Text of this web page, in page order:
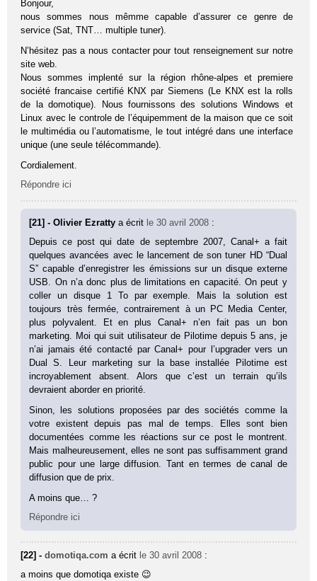
Bonjour,
nous sommes nous mêmme capable d’assurer ce genre de
service (Sat, TNT… multiple tuner).
N’hésitez pas a nous contacter pour tout renseignement sur notre
site web.
Nous sommes implenté sur la région rhône-alpes et premiere
société francaise certifié KNX par Siemens (Le KNX est la rolls
de la domotique). Nous fournissons des solutions Windows et
Linux avec le controle de l’équipemment de la maison que ce soit
le multimédia ou l’automatisme, le tout intégré dans une interface
unique (une seule télécommande).
Cordialement.
Répondre ici
[21] - Olivier Ezrattya écrit le 30 avril 2008 :
Depuis ce post qui date de septembre 2007, Canal+ a fait
quelques avancées avec le lancement de son tuner HD “Dual
S” capable d’enregistrer les émissions sur un disque externe
USB. On n’a donc plus de limitations en capacité. On peut y
coller un disque 1 To par exemple. Mais la solution est
toujours très fermée, contrairement à un PC Media Center,
plus polyvalent. Et en plus Canal+ n’en fait pas un bon
marketing. Moi qui suit utilisateur de Pilotime depuis 5 ans, je
n’ai jamais été contacté par Canal+ pour l’upgrader vers un
Dual S. Leur marketing sur la base installée Pilotime est
incroyablement absent. Alors que c’est un terrain qu’ils
devraient aborder en priorité.
Sinon, les solutions proposées par des sociétés comme la
votre existent depuis pas mal de temps. Elles sont bien
documentées comme les réactions sur ce post le montrent.
Mais malheureusement, elles ne sont pas suffisamment grand
public pour une large diffusion. Tant en termes de canal de
diffusion que de prix.
A moins que… ?
Répondre ici
[22] -domotiqa.com a écrit le 30 avril 2008 :
a moins que domotiqa existe 😉